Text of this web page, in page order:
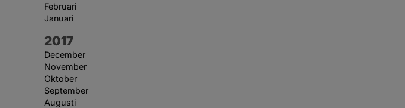
Februari
Januari
År:
2017
December
November
Oktober
September
Augusti